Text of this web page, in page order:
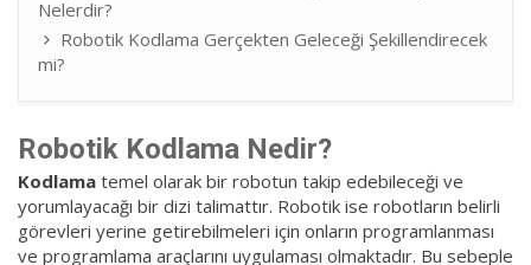
Nelerdir?
Robotik Kodlama Gerçekten Geleceği Şekillendirecek
mi?
Robotik Kodlama Nedir?
Kodlama temel olarak bir robotun takip edebileceği ve
yorumlayacağı bir dizi talimattır. Robotik ise robotların belirli
görevleri yerine getirebilmeleri için onların programlanması
ve programlama araçlarını uygulaması olmaktadır. Bu sebeple